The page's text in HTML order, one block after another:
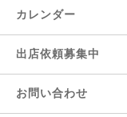
カレンダー
出店依頼募集中
お問い合わせ